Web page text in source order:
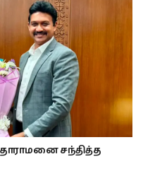
சந்தித்த